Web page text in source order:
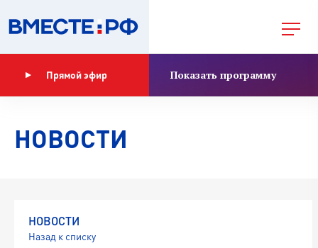
Прямой эфир Показать программу
НОВОСТИ
НОВОСТИ
Назад к списку